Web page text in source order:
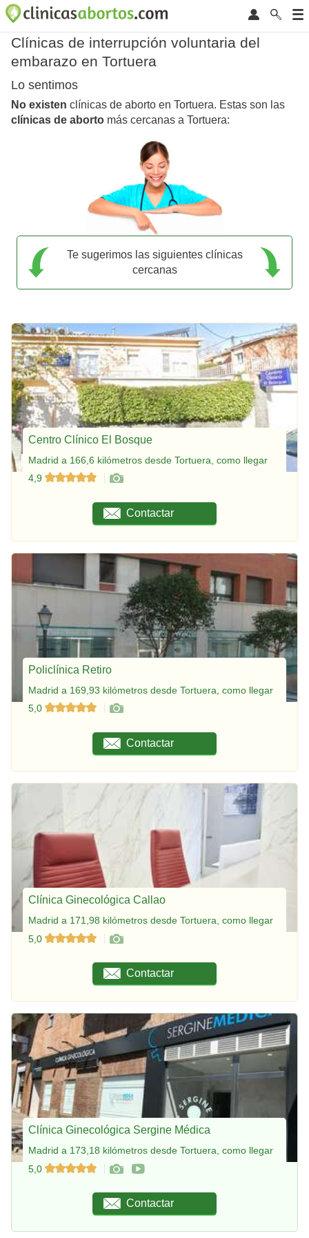
Clínicas de interrupción voluntaria del
embarazo en Tortuera
Lo sentimos
No existen clínicas de aborto en Tortuera. Estas son las
clínicas de aborto más cercanas a Tortuera:
Te sugerimos las siguientes clínicas
cercanas
Centro Clínico El Bosque
Madrid a 166,6 kilómetros desde Tortuera, como llegar
4,9
Contactar
Policlínica Retiro
Madrid a 169,93 kilómetros desde Tortuera, como llegar
5,0
Contactar
Clínica Ginecológica Callao
Madrid a 171,98 kilómetros desde Tortuera, como llegar
5,0
Contactar
Clínica Ginecológica Sergine Médica
Madrid a 173,18 kilómetros desde Tortuera, como llegar
5,0
Contactar